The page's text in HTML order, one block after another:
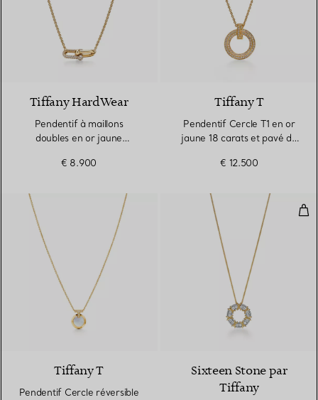
2 Matériaux
Tiffany HardWear
Pendentif à maillons
doubles en or jaune
€ 8.900
Tiffany T
Pendentif Cercle T1 en or
jaune 18 carats et pavé de
€ 12.500
Tiffany T
Pendentif Cercle réversible
Sixteen Stone par
Tiffany